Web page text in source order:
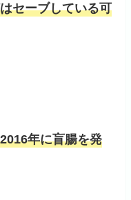
セーブしている可
年に盲腸を発